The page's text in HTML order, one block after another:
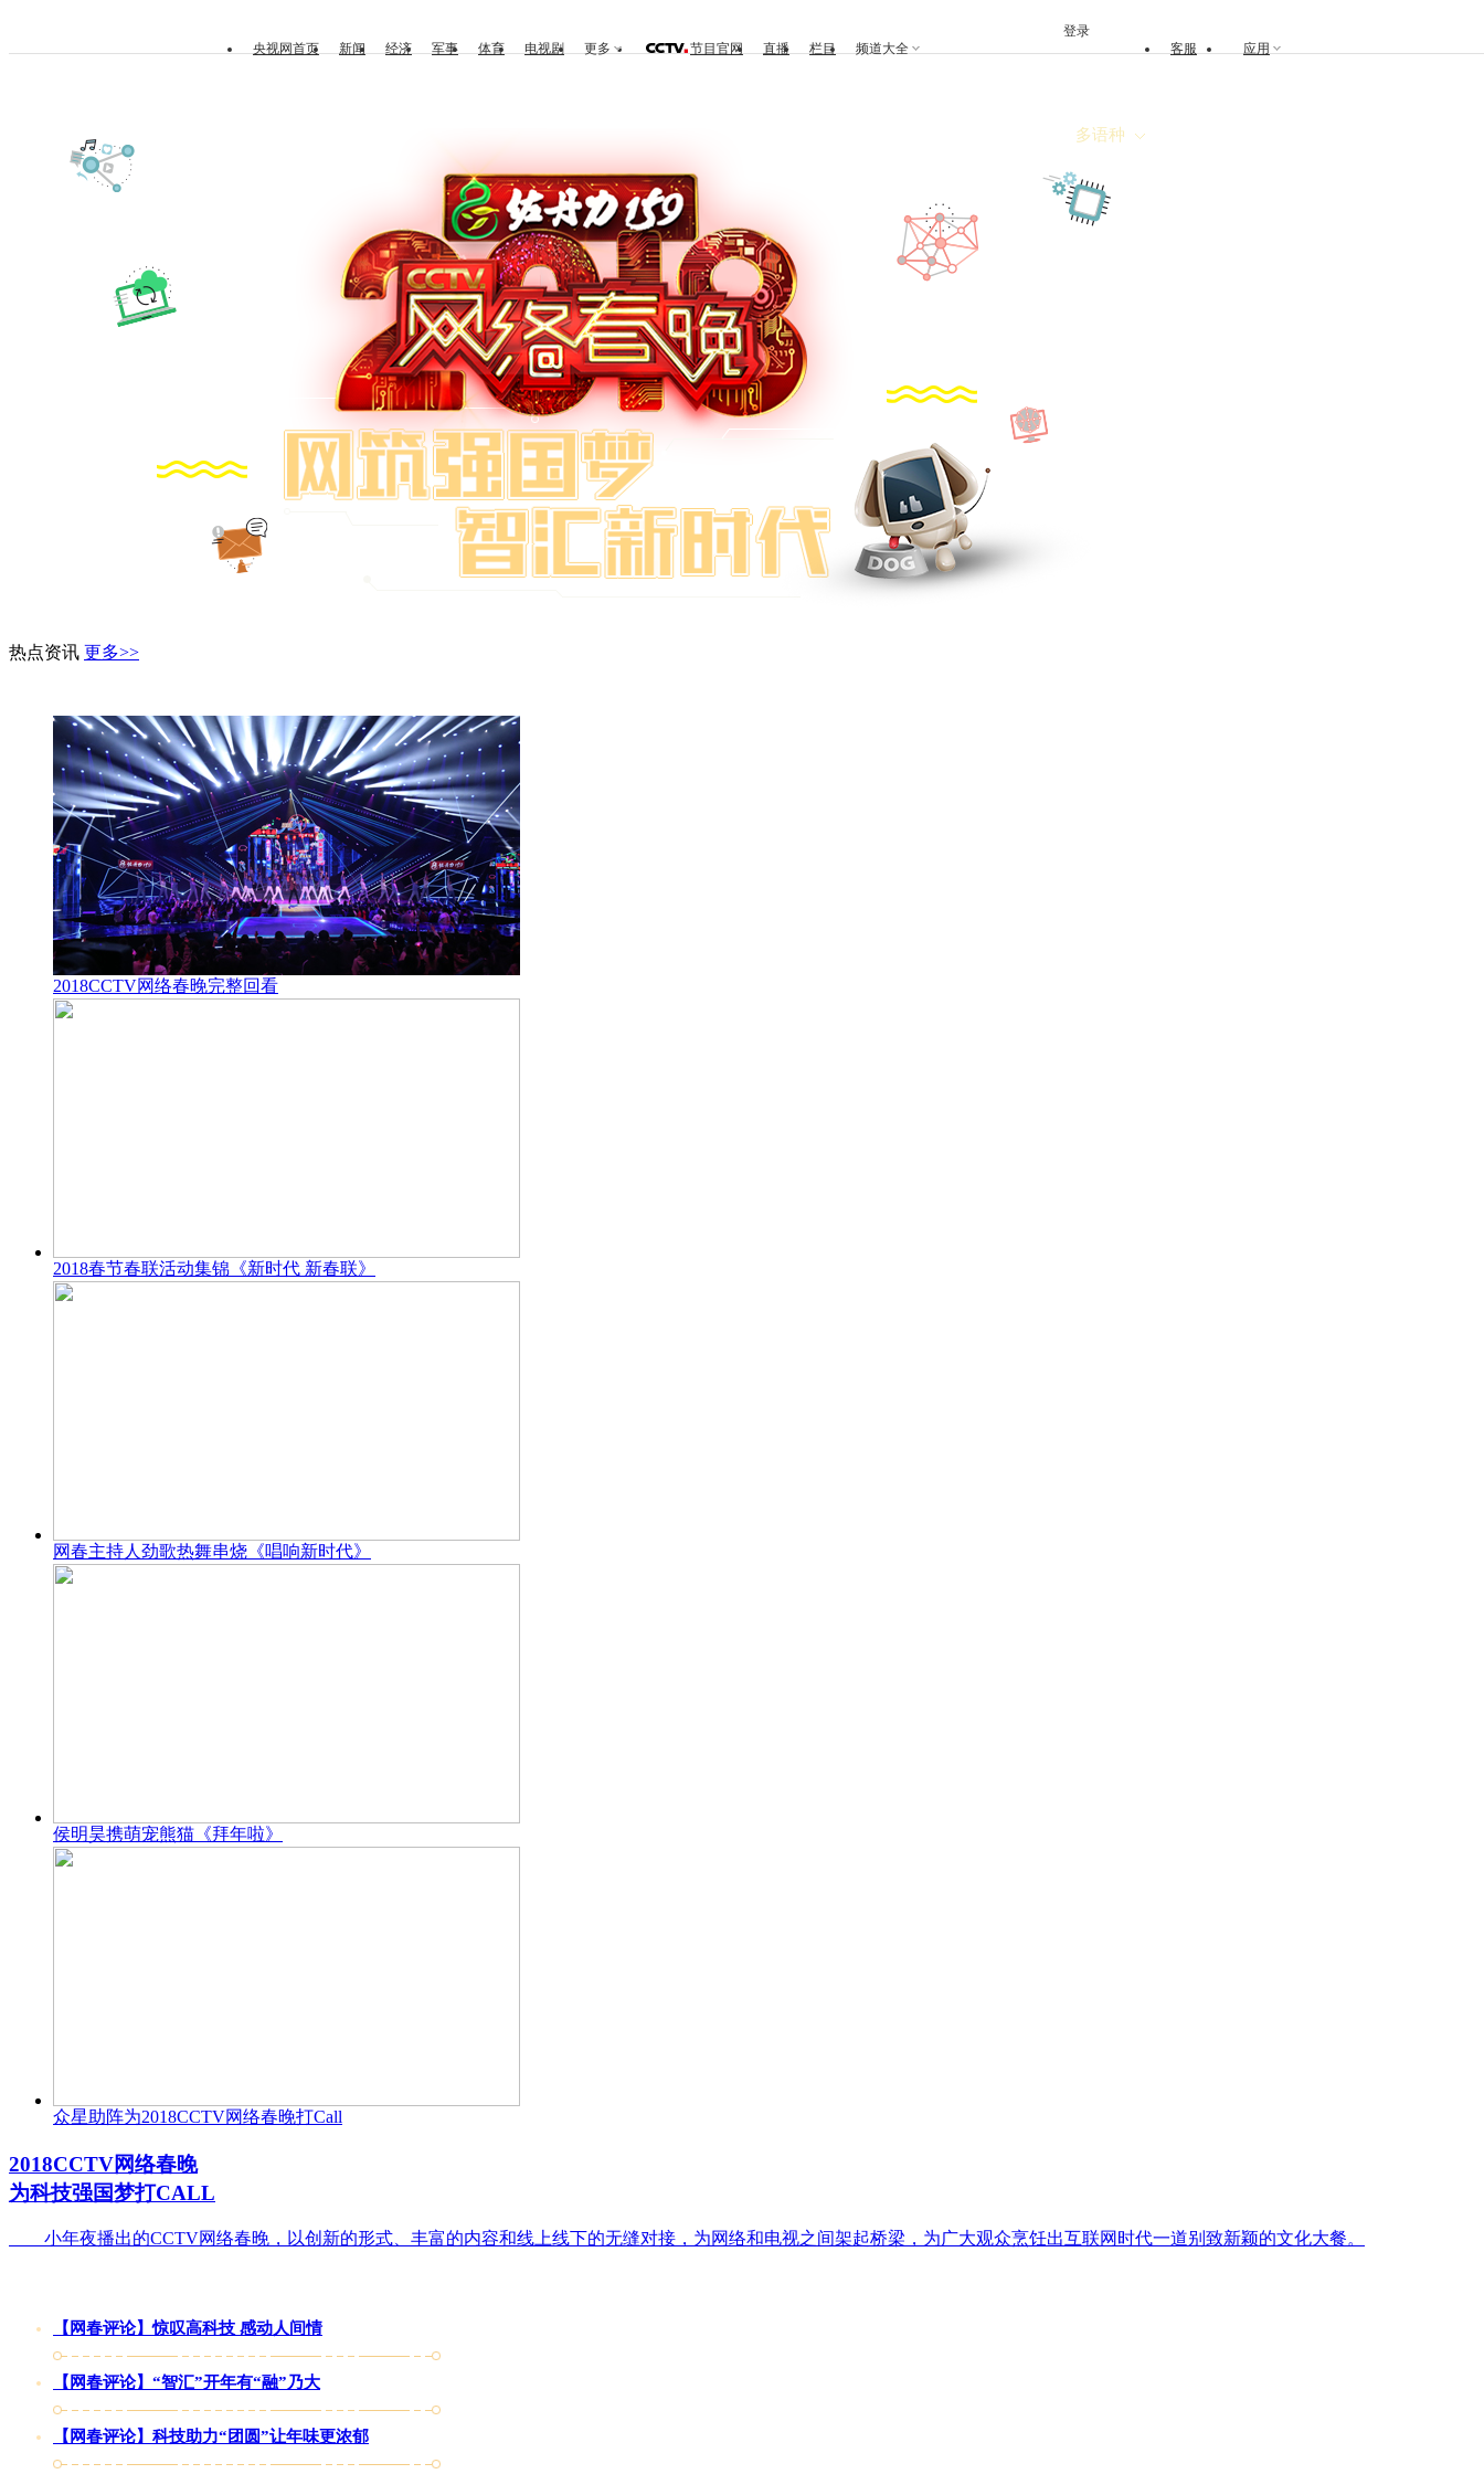
央视网首页 新闻 经济 军事 体育 电视剧 更多 节目官网 直播 栏目 频道大全 客服 应用
登录
多语种
热点资讯 更多>>
2018CCTV网络春晚完整回看
2018春节春联活动集锦《新时代 新春联》
网春主持人劲歌热舞串烧《唱响新时代》
侯明昊携萌宠熊猫《拜年啦》
众星助阵为2018CCTV网络春晚打Call
2018CCTV网络春晚
为科技强国梦打CALL
小年夜播出的CCTV网络春晚，以创新的形式、丰富的内容和线上线下的无缝对接，为网络和电视之间架起桥梁，为广大观众烹饪出互联网时代一道别致新颖的文化大餐。
【网春评论】惊叹高科技 感动人间情
【网春评论】“智汇”开年有“融”乃大
【网春评论】科技助力“团圆”让年味更浓郁